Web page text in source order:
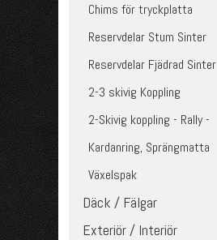
Chims för tryckplatta
Reservdelar Stum Sinter
Reservdelar Fjädrad Sinter
2-3 skivig Koppling
2-Skivig koppling - Rally -
Kardanring, Sprängmatta
Växelspak
Däck / Fälgar
Exteriör / Interiör